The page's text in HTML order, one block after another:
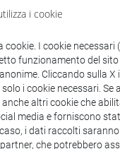
schede
Le nevi blu
o, Roma 2005,
Calandra, La memoria
H.I.J.C.O.S, i figli
i cookie
cookie. I cookie necessari
funzionamento del
Cliccando sulla X
i cookie necessari. Se
altri cookie che
media e forniscono
i dati raccolti
che potrebbero